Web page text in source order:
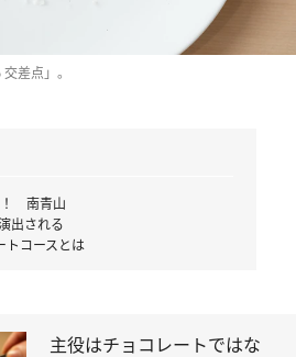
差点」。
！ 南青山
出される
トコースとは
主役はチョコレートではな